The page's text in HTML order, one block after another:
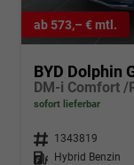
ab 573,– € mtl.
BYD Dolphin
DM-i Comfort /
sofort lieferbar
Fahrzeugnr. 1343819
Kraftstoff
Hybrid Benzin